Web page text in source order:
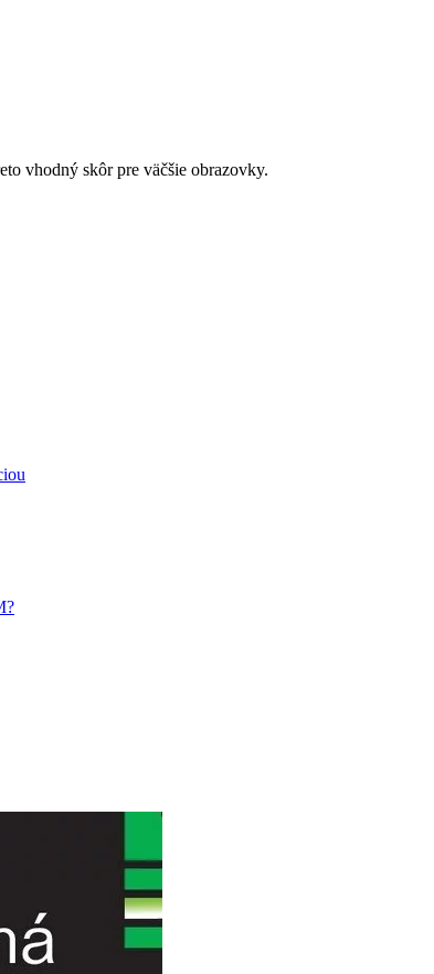
vhodný skôr pre väčšie obrazovky.